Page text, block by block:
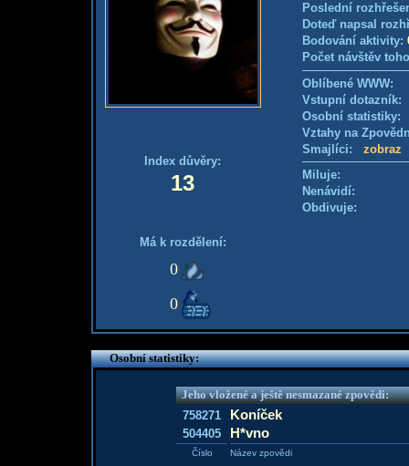
Index důvěry:
13
Má k rozdělení:
0
0
Poslední
Doteď napsal
Bodování aktivity:
Počet návštěv
Oblíbené WWW:
Vstupní
Osobní
Vztahy na
Smajlíci: zobraz
Miluje:
Nenávidí:
Obdivuje:
Osobní statistiky:
Jeho vložené a ještě nesmazané zpovědi:
758271
Koníček
504405 H*vno
Číslo Název zpovědi